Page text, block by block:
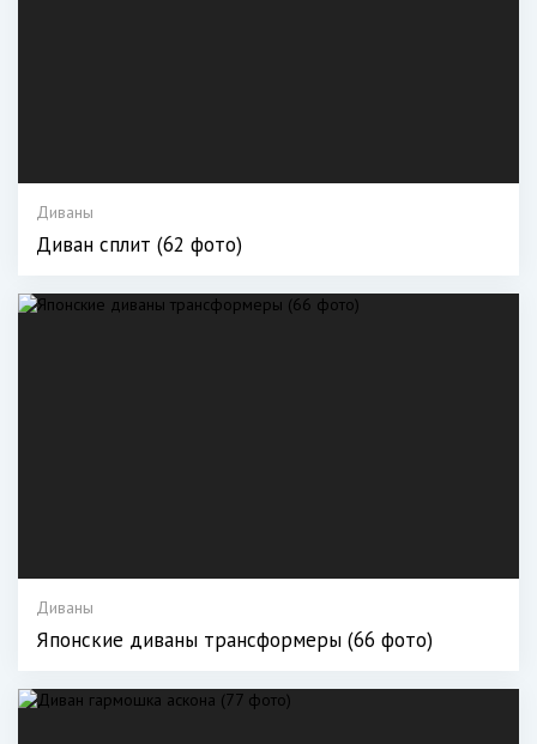
Диваны
Диван сплит (62 фото)
Диваны
Японские диваны трансформеры (66 фото)